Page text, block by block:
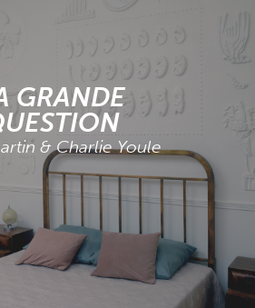
GRANDE
& Charlie Youle